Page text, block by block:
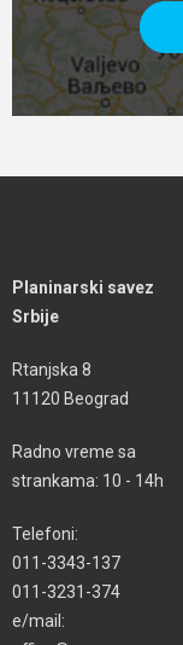
Planinarski savez
Srbije
Rtanjska 8
11120 Beograd
Radno vreme sa
strankama: 10 - 14h
Telefoni:
011-3343-137
011-3231-374
e/mail: